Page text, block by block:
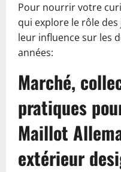
Pour nourrir votre
qui explore le rôle
leur influence sur les
années:
Marché,
pratiques
Maillot
extérieur